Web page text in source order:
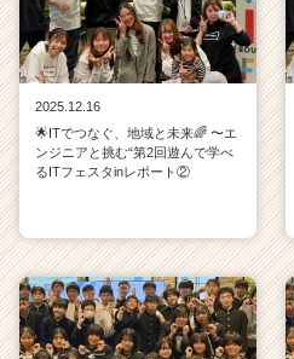
2025.12.16
🌟ITでつなぐ、地域と未来🌈 〜エ
ンジニアと挑む“第2回遊んで学べ
るITフェスタinレポート②